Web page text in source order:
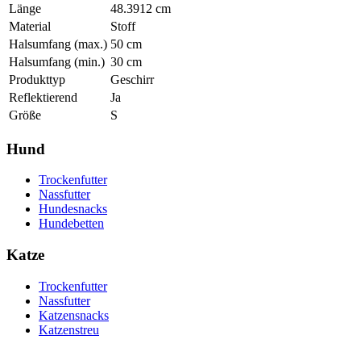
Länge
48.3912 cm
Material
Stoff
Halsumfang (max.) 50 cm
Halsumfang (min.) 30 cm
Produkttyp
Geschirr
Reflektierend
Ja
Größe
S
Hund
Trockenfutter
Nassfutter
Hundesnacks
Hundebetten
Katze
Trockenfutter
Nassfutter
Katzensnacks
Katzenstreu